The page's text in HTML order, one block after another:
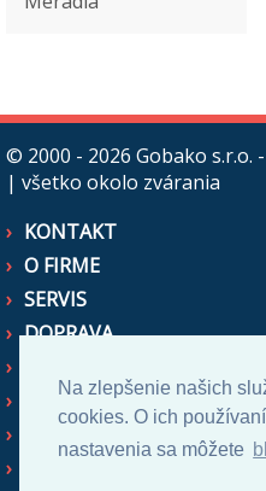
Na zlepšenie našich
cookies. O ich
nastavenia sa môžete
© 2000 - 2026 Gobako s.r.o.
| všetko okolo zvárania
KONTAKT
O FIRME
SERVIS
DOPRAVA
AKO NAKUPOVAŤ